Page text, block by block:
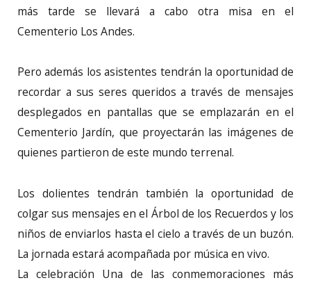
más tarde se llevará a cabo otra misa en el
Cementerio Los Andes.
Pero además los asistentes tendrán la oportunidad de
recordar a sus seres queridos a través de mensajes
desplegados en pantallas que se emplazarán en el
Cementerio Jardín, que proyectarán las imágenes de
quienes partieron de este mundo terrenal.
Los dolientes tendrán también la oportunidad de
colgar sus mensajes en el Árbol de los Recuerdos y los
niños de enviarlos hasta el cielo a través de un buzón.
La jornada estará acompañada por música en vivo.
La celebración Una de las conmemoraciones más